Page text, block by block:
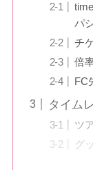
パ
チ
倍
FC
タイム
ツ
グ